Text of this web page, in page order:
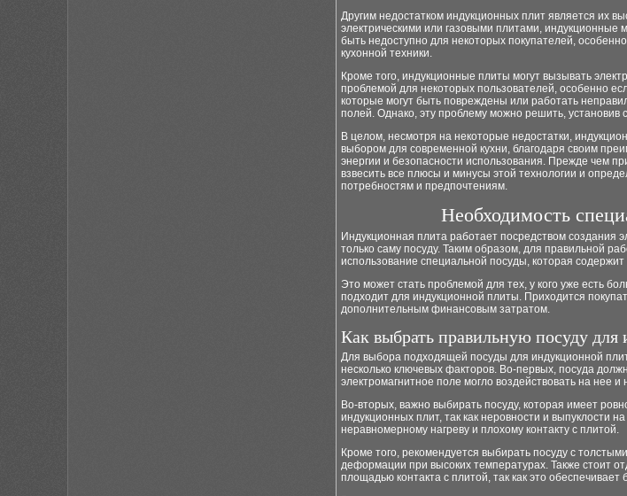
Другим недостатком индукционных плит является их
электрическими или газовыми плитами,
быть недоступно для некоторых покупателей,
кухонной техники.
Кроме того, индукционные плиты могут вызывать
проблемой для некоторых пользователей, особенно
которые могут быть повреждены или работать
полей. Однако, эту проблему можно решить, установив
В целом, несмотря на некоторые недостатки,
выбором для современной кухни, благодаря своим
энергии и безопасности использования. Прежде чем
взвесить все плюсы и минусы этой технологии и
потребностям и предпочтениям.
Необходимость
Индукционная плита работает посредством создания
только саму посуду. Таким образом, для правильной
использование специальной посуды, которая
Это может стать проблемой для тех, у кого уже есть
подходит для индукционной плиты. Приходится
дополнительным финансовым затратом.
Как выбрать правильную посуду
Для выбора подходящей посуды для индукционной
несколько ключевых факторов. Во-первых, посуда
электромагнитное поле могло воздействовать на нее и
Во-вторых, важно выбирать посуду, которая имеет
индукционных плит, так как неровности и выпуклости
неравномерному нагреву и плохому контакту с плитой.
Кроме того, рекомендуется выбирать посуду с
деформации при высоких температурах. Также стоит
площадью контакта с плитой, так как это